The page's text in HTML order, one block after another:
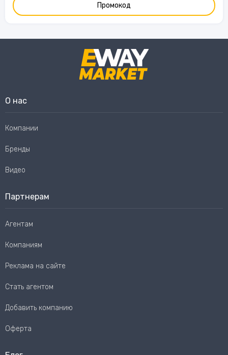
Промокод
О нас
Компании
Бренды
Видео
Партнерам
Агентам
Компаниям
Реклама на сайте
Стать агентом
Добавить компанию
Оферта